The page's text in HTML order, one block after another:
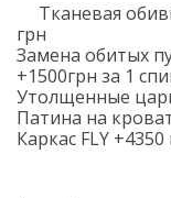
Тканевая
грн
Замена обитых
+1500грн за 1
Утолщенные
Патина на
Каркас FLY +4350